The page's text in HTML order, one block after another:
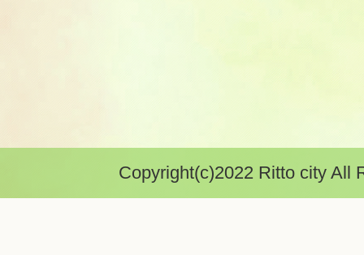
Copyright(c)2022 Ritto city All